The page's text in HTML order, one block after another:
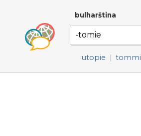
bulharština
utopie | tommi